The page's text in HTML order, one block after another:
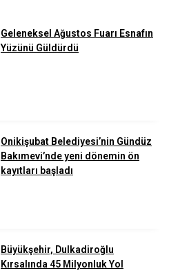
Geleneksel Ağustos Fuarı Esnafın
Yüzünü Güldürdü
Onikişubat Belediyesi’nin Gündüz
Bakımevi’nde yeni dönemin ön
kayıtları başladı
Büyükşehir, Dulkadiroğlu
Kırsalında 45 Milyonluk Yol